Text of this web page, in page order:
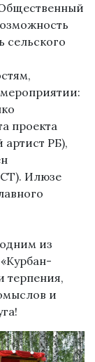
сельского
проекта
РБ),
Илюзе
из
терпения,
и